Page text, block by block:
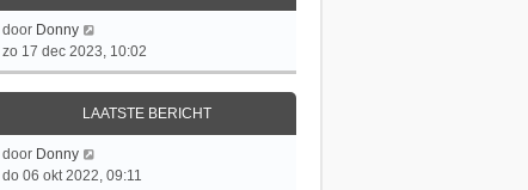
L
a
a
t
t
e
b
door Donny
zo 17 dec 2023, 10:02
LAATSTE BERICHT
L
a
door Donny
do 06 okt 2022, 09:11